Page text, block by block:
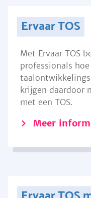
Ervaar TOS
Met Ervaar TOS
professionals
krijgen daardoor
met een TOS.
Meer